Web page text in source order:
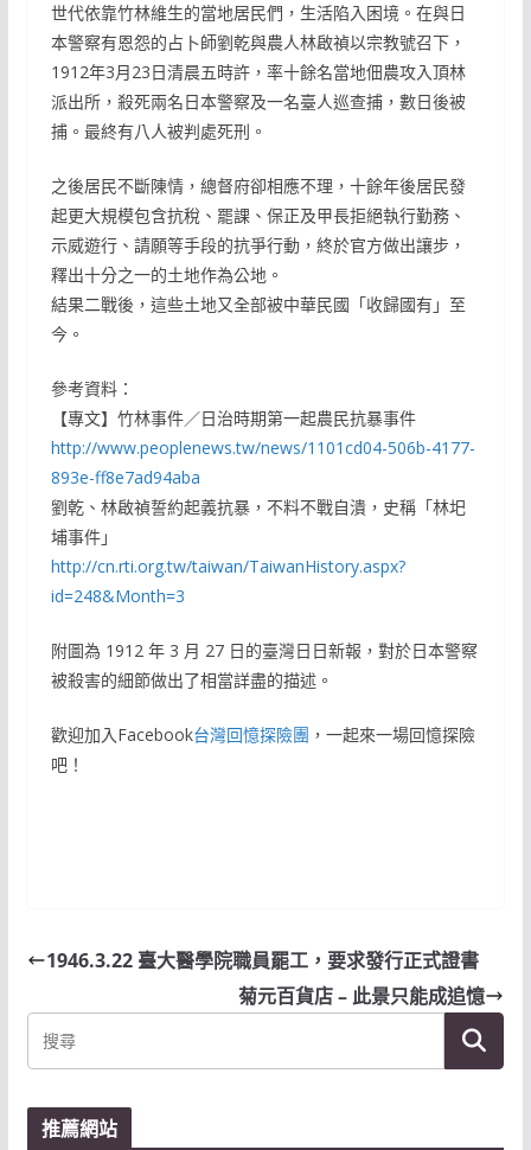
世代依靠竹林維生的當地居民們，生活陷入困境。在與日
本警察有恩怨的占卜師劉乾與農人林啟禎以宗教號召下，
1912年3月23日清晨五時許，率十餘名當地佃農攻入頂林
派出所，殺死兩名日本警察及一名臺人巡查捕，數日後被
捕。最終有八人被判處死刑。
之後居民不斷陳情，總督府卻相應不理，十餘年後居民發
起更大規模包含抗稅、罷課、保正及甲長拒絕執行勤務、
示威遊行、請願等手段的抗爭行動，終於官方做出讓步，
釋出十分之一的土地作為公地。
結果二戰後，這些土地又全部被中華民國「收歸國有」至
今。
參考資料：
【專文】竹林事件／日治時期第一起農民抗暴事件
http://www.peoplenews.tw/news/1101cd04-506b-4177-
893e-ff8e7ad94aba
劉乾、林啟禎誓約起義抗暴，不料不戰自潰，史稱「林圯
埔事件」
http://cn.rti.org.tw/taiwan/TaiwanHistory.aspx?
id=248&Month=3
附圖為 1912 年 3 月 27 日的臺灣日日新報，對於日本警察
被殺害的細節做出了相當詳盡的描述。
歡迎加入Facebook台灣回憶探險團 ，一起來一場回憶探險
吧！
1946.3.22 臺大醫學院職員罷工，要求發行正式證書
菊元百貨店 – 此景只能成追憶
推薦網站